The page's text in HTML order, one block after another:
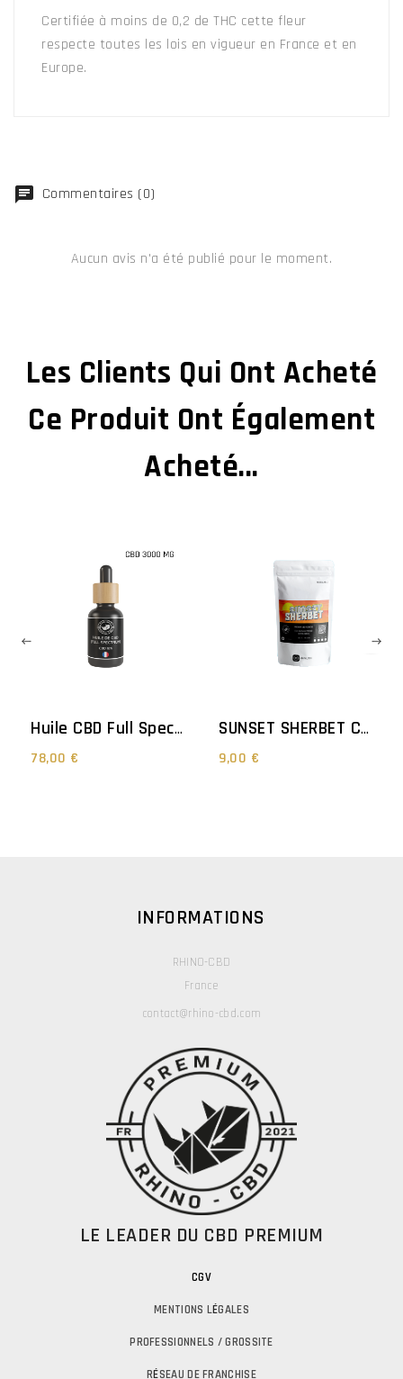
Certifiée à moins de 0,2 de THC cette fleur
respecte toutes les lois en vigueur en France et en
Europe.
chat Commentaires (0)
Aucun avis n'a été publié pour le moment.
Les Clients Qui Ont Acheté
Ce Produit Ont Également
Acheté...
Huile CBD Full Spectrum - 30%
78,00 €
SUNSET SHERBET CBD
9,00 €
INFORMATIONS
RHINO-CBD
France
contact@rhino-cbd.com
LE LEADER DU CBD PREMIUM
CGV
MENTIONS LÉGALES
PROFESSIONNELS / GROSSITE
RÉSEAU DE FRANCHISE